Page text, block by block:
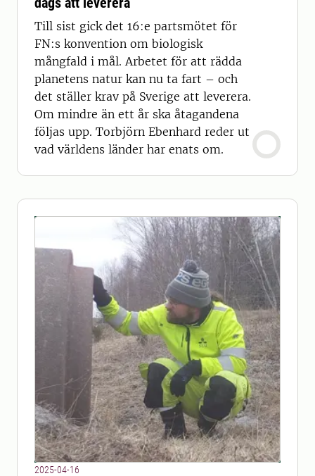
Till sist gick det 16:e partsmötet för
FN:s konvention om biologisk
mångfald i mål. Arbetet för att rädda
planetens natur kan nu ta fart – och
det ställer krav på Sverige att leverera.
Om mindre än ett år ska åtagandena
följas upp. Torbjörn Ebenhard reder ut
vad världens länder har enats om.
2025-04-16